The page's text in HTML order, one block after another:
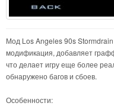
Мод Los Angeles 90s
модификация, добавляет
что делает игру еще более
обнаружено багов и сбоев.
Особенности: